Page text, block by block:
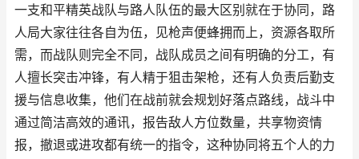
一支和平精英战队与路人队伍的最大区别就在于协同，路
人局大家往往各自为伍，见枪声便蜂拥而上，资源各取所
需，而战队则完全不同，战队成员之间有明确的分工，有
人擅长突击冲锋，有人精于狙击架枪，还有人负责后勤支
援与信息收集，他们在战前就会规划好落点路线，战斗中
通过简洁高效的通讯，报告敌人方位数量，共享物资情
报，撤退或进攻都有统一的指令，这种协同将五个人的力